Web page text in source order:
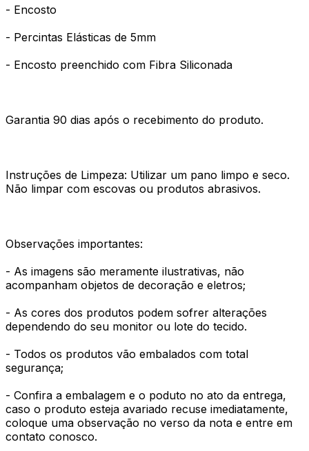
- Encosto
- Percintas Elásticas de 5mm
- Encosto preenchido com Fibra Siliconada
Garantia 90 dias após o recebimento do produto.
Instruções de Limpeza: Utilizar um pano limpo e seco.
Não limpar com escovas ou produtos abrasivos.
Observações importantes:
- As imagens são meramente ilustrativas, não
acompanham objetos de decoração e eletros;
- As cores dos produtos podem sofrer alterações
dependendo do seu monitor ou lote do tecido.
- Todos os produtos vão embalados com total
segurança;
- Confira a embalagem e o poduto no ato da entrega,
caso o produto esteja avariado recuse imediatamente,
coloque uma observação no verso da nota e entre em
contato conosco.